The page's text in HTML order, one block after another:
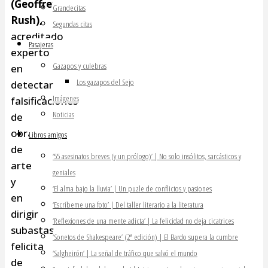
Grandecitas
Segundas citas
Pasajeras
Gazapos y culebras
Los gazapos del Sejo
Imágenes
Noticias
Libros amigos
‘55 asesinatos breves (y un prólogo)’ | No solo insólitos, sarcásticos y
geniales
‘El alma bajo la lluvia’ | Un puzle de conflictos y pasiones
‘Escríbeme una foto’ | Del taller literario a la literatura
‘Reflexiones de una mente adicta’ | La felicidad no deja cicatrices
‘Sonetos de Shakespeare’ (2ª edición) | El Bardo supera la cumbre
‘Salgheirón’ | La señal de tráfico que salvó el mundo
(Geoffrey
Rush),
acreditado
experto
en
detectar
falsificaciones
de
obras
de
arte
y
en
dirigir
subastas,
felicita
de